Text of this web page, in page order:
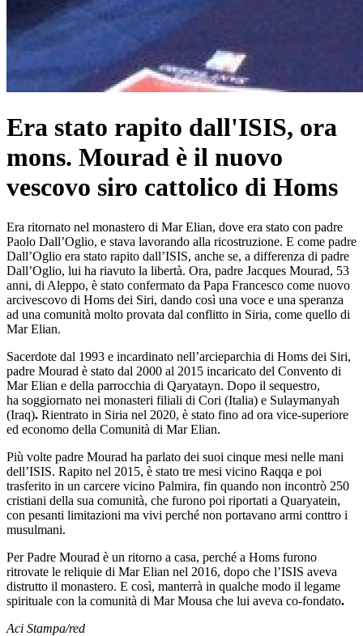
Era stato rapito dall'ISIS, ora
mons. Mourad è il nuovo
vescovo siro cattolico di Homs
Era ritornato nel monastero di Mar Elian, dove era stato con padre
Paolo Dall’Oglio, e stava lavorando alla ricostruzione. E come padre
Dall’Oglio era stato rapito dall’ISIS, anche se, a differenza di padre
Dall’Oglio, lui ha riavuto la libertà. Ora, padre Jacques Mourad, 53
anni, di Aleppo, è stato confermato da Papa Francesco come nuovo
arcivescovo di Homs dei Siri, dando così una voce e una speranza
ad una comunità molto provata dal conflitto in Siria, come quello di
Mar Elian.
Sacerdote dal 1993 e incardinato nell’arcieparchia di Homs dei Siri,
padre Mourad è stato dal 2000 al 2015 incaricato del Convento di
Mar Elian e della parrocchia di Qaryatayn. Dopo il sequestro,
ha soggiornato nei monasteri filiali di Cori (Italia) e Sulaymanyah
(Iraq). Rientrato in Siria nel 2020, è stato fino ad ora vice-superiore
ed economo della Comunità di Mar Elian.
Più volte padre Mourad ha parlato dei suoi cinque mesi nelle mani
dell’ISIS. Rapito nel 2015, è stato tre mesi vicino Raqqa e poi
trasferito in un carcere vicino Palmira, fin quando non incontrò 250
cristiani della sua comunità, che furono poi riportati a Quaryatein,
con pesanti limitazioni ma vivi perché non portavano armi conttro i
musulmani.
Per Padre Mourad è un ritorno a casa, perché a Homs furono
ritrovate le reliquie di Mar Elian nel 2016, dopo che l’ISIS aveva
distrutto il monastero. E così, manterrà in qualche modo il legame
spirituale con la comunità di Mar Mousa che lui aveva co-fondato.
Aci Stampa/red